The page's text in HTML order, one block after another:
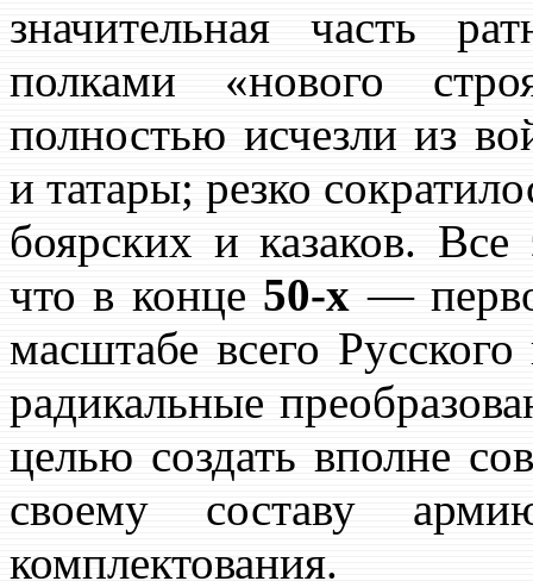
значительная часть
полками «нового
полностью исчезли из
и татары; резко
боярских и казаков.
что в конце 50-х —
масштабе всего
радикальные
целью создать вполне
своему составу
комплектования.